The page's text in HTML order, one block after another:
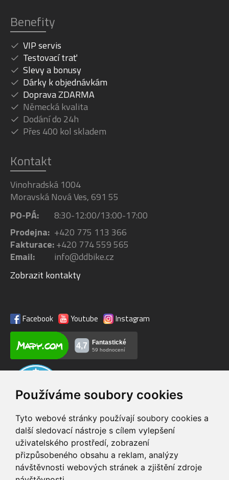
Používáme soubory cookies
Tyto webové stránky používají soubory cookies a
další sledovací nástroje s cílem vylepšení
uživatelského prostředí, zobrazení
přizpůsobeného obsahu a reklam, analýzy
návštěvnosti webových stránek a zjištění zdroje
Benefity
VIP servis
Testovací trať
Slevy a bonusy
Dárky k objednávkám
Doprava ZDARMA
Německá kvalita
Dodání do 24h
Přes 400 kol skladem
Kontakt
Vinohradská 1004
Moravská Nová Ves, 691 55
PO-PÁ:
8:30-12:00/13:00-17:00
Prodejna: +420 775 113 366
Fakturace:+420 774 559 565
Email:
info@ddbike.cz
Zobrazit kontakty
Facebook Youtube Instagram
VIP servis
na zakoupená
elektrokola
Testovací trať
možnost vyzkoušet si
elektrokola